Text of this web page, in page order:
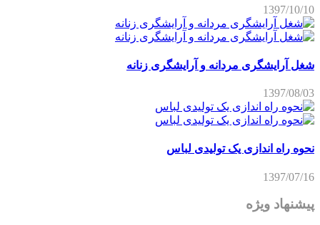
1397/10/10
شغل آرایشگری مردانه و آرایشگری زنانه
1397/08/03
نحوه راه اندازی یک تولیدی لباس
1397/07/16
پیشنهاد ویژه